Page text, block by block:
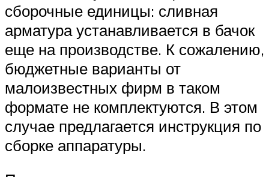
сборочные единицы: сливная
арматура устанавливается в бачок
еще на производстве. К сожалению,
бюджетные варианты от
малоизвестных фирм в таком
формате не комплектуются. В этом
случае предлагается инструкция по
сборке аппаратуры.